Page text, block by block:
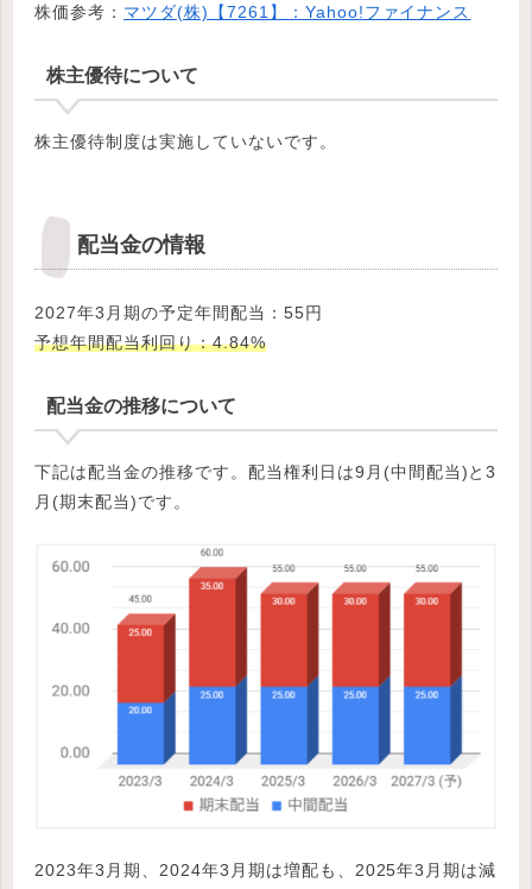
株価参考： マツダ(株)【7261】：Yahoo!ファイナンス
株主優待について
株主優待制度は実施していないです。
配当金の情報
2027年3月期の予定年間配当：55円
予想年間配当利回り：4.84%
配当金の推移について
下記は配当金の推移です。配当権利日は9月(中間配当)と3
月(期末配当)です。
2023年3月期、2024年3月期は増配も、2025年3月期は減